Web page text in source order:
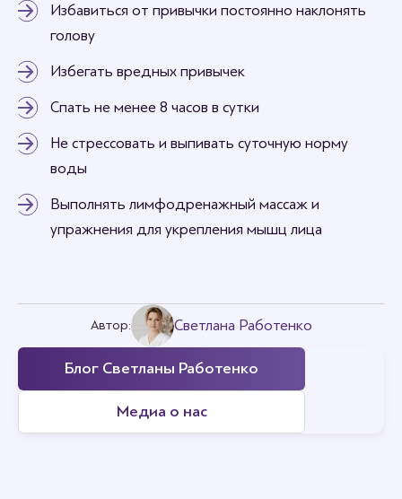
Избавиться от привычки постоянно наклонять
голову
Избегать вредных привычек
Спать не менее 8 часов в сутки
Не стрессовать и выпивать суточную норму
воды
Выполнять лимфодренажный массаж и
упражнения для укрепления мышц лица
Автор: Светлана Работенко
Блог Светланы Работенко
Медиа о нас